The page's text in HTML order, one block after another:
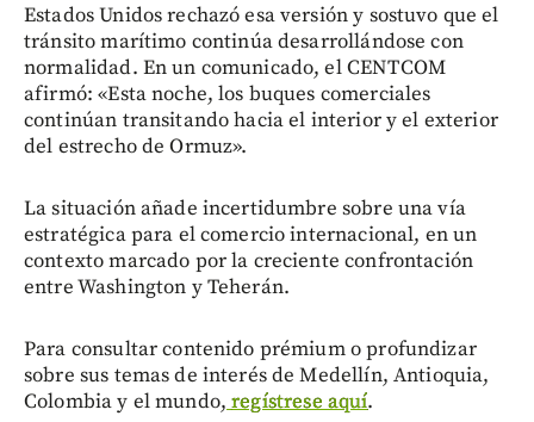
Estados Unidos rechazó esa versión y sostuvo que el
tránsito marítimo continúa desarrollándose con
normalidad. En un comunicado, el CENTCOM
afirmó: «Esta noche, los buques comerciales
continúan transitando hacia el interior y el exterior
del estrecho de Ormuz».
La situación añade incertidumbre sobre una vía
estratégica para el comercio internacional, en un
contexto marcado por la creciente confrontación
entre Washington y Teherán.
Para consultar contenido prémium o profundizar
sobre sus temas de interés de Medellín, Antioquia,
Colombia y el mundo, regístrese aquí.